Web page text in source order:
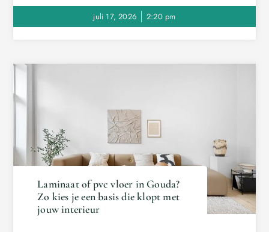
juli 17, 2026 2:20 pm
Laminaat of pvc vloer in Gouda?
Zo kies je een basis die klopt met
jouw interieur